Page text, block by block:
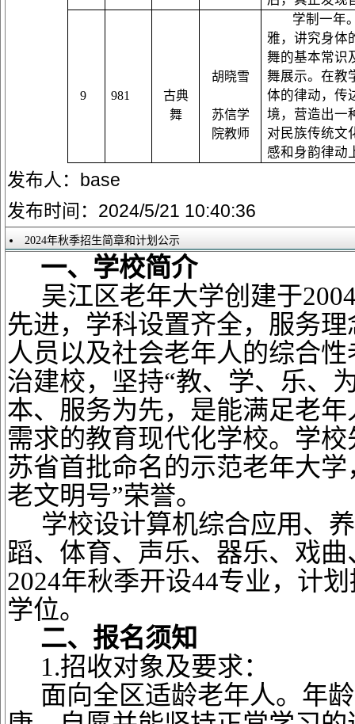
9 981
古典
舞
胡晓雪
苏信学
院教师
学制一年
雅，讲究身体
舞的基本常识
舞展示。在教
体的律动，传
境，营造出一
对民族传统文
感和身韵律动
发布人：base
发布时间：2024/5/21 10:40:36
2024年秋季招生简章和计划公示
一、学校简介
吴江区老年大学创建于
先进，学科设置齐全，服务
人员以及社会老年人的综合
治建校，坚持“教、学、乐、
本、服务为先，是能满足老
需求的教育现代化学校。学
苏省首批命名的示范老年大
老文明号”荣誉。
学校设计算机综合应用、
蹈、体育、声乐、器乐、戏
2024年秋季开设44专业，计
学位。
二、报名须知
1.招收对象及要求：
面向全区适龄老年人。年